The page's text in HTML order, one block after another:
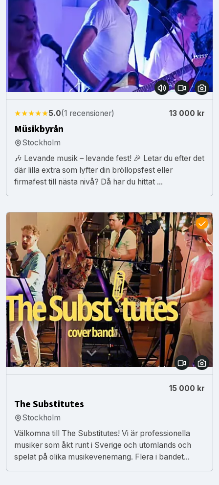
★★★★★5.0(1 recensioner) 13 000 kr
Müsikbyrån
Stockholm
🎶 Levande musik – levande fest! 🎉 Letar du efter det
där lilla extra som lyfter din bröllopsfest eller
firmafest till nästa nivå? Då har du hittat ...
15 000 kr
The Substitutes
Stockholm
Välkomna till The Substitutes! Vi är professionella
musiker som åkt runt i Sverige och utomlands och
spelat på olika musikevenemang. Flera i bandet...